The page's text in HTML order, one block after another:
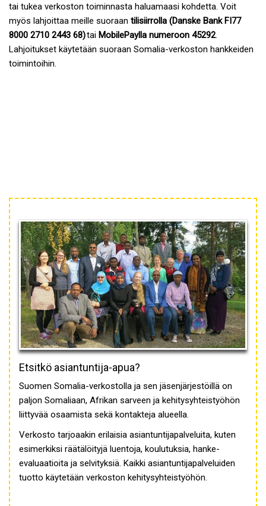
tai tukea verkoston toiminnasta haluamaasi kohdetta. Voit
myös lahjoittaa meille suoraan tilisiirrolla (Danske Bank FI77
8000 2710 2443 68)tai MobilePaylla numeroon 45292.
Lahjoitukset käytetään suoraan Somalia-verkoston hankkeiden
toimintoihin.
Etsitkö asiantuntija-apua?
Suomen Somalia-verkostolla ja sen jäsenjärjestöillä on
paljon Somaliaan, Afrikan sarveen ja kehitysyhteistyöhön
liittyvää osaamista sekä kontakteja alueella.
Verkosto tarjoaakin erilaisia asiantuntijapalveluita, kuten
esimerkiksi räätälöityjä luentoja, koulutuksia, hanke-
evaluaatioita ja selvityksiä. Kaikki asiantuntijapalveluiden
tuotto käytetään verkoston kehitysyhteistyöhön.